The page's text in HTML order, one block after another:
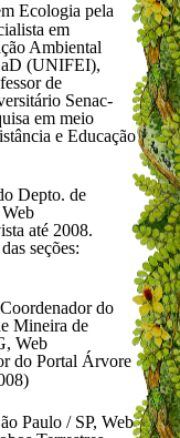
Ecologia pela
em
Ambiental
(UNIFEI),
de
Senac-
em meio
e Educação
Depto. de
até 2008.
seções:
do
Mineira de
Web
do Portal Árvore
Paulo / SP, Web